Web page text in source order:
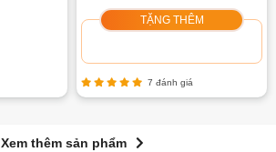
TẶNG THÊM
7 đánh giá
Xem thêm sản phẩm